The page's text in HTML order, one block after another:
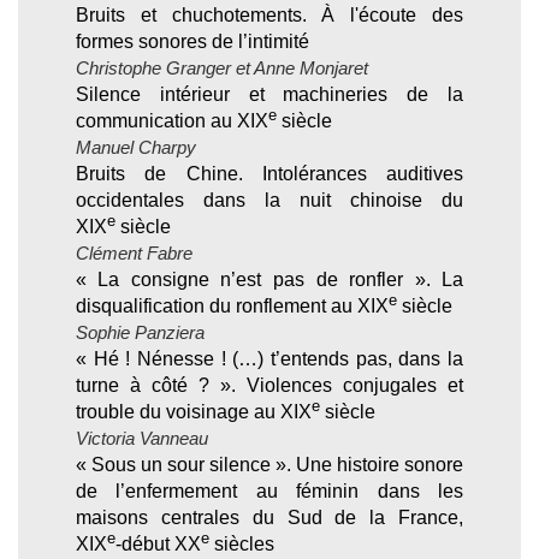
Bruits et chuchotements. À l'écoute des
formes sonores de l’intimité
Christophe Granger et Anne Monjaret
Silence intérieur et machineries de la
communication au XIXesiècle
Manuel Charpy
Bruits de Chine. Intolérances auditives
occidentales dans la nuit chinoise du
XIXesiècle
Clément Fabre
« La consigne n’est pas de ronfler ». La
disqualification du ronflement au XIXesiècle
Sophie Panziera
« Hé ! Nénesse ! (…) t’entends pas, dans la
turne à côté ? ». Violences conjugales et
trouble du voisinage au XIXesiècle
Victoria Vanneau
« Sous un sour silence ». Une histoire sonore
de l’enfermement au féminin dans les
maisons centrales du Sud de la France,
XIXe-début XXesiècles